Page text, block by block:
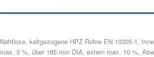
Nahtlose, kaltgezogene HPZ Rohre EN 10305-1,
max. 5 %, über 185 mm DIA. extern max. 10 %,